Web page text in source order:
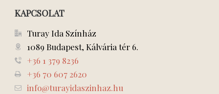
KAPCSOLAT
Turay Ida Színház
1089 Budapest, Kálvária tér 6.
+36 1 379 8236
+36 70 607 2620
info@turayidaszinhaz.hu